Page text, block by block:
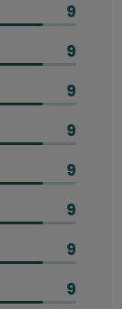
9
9
9
9
9
9
9
9